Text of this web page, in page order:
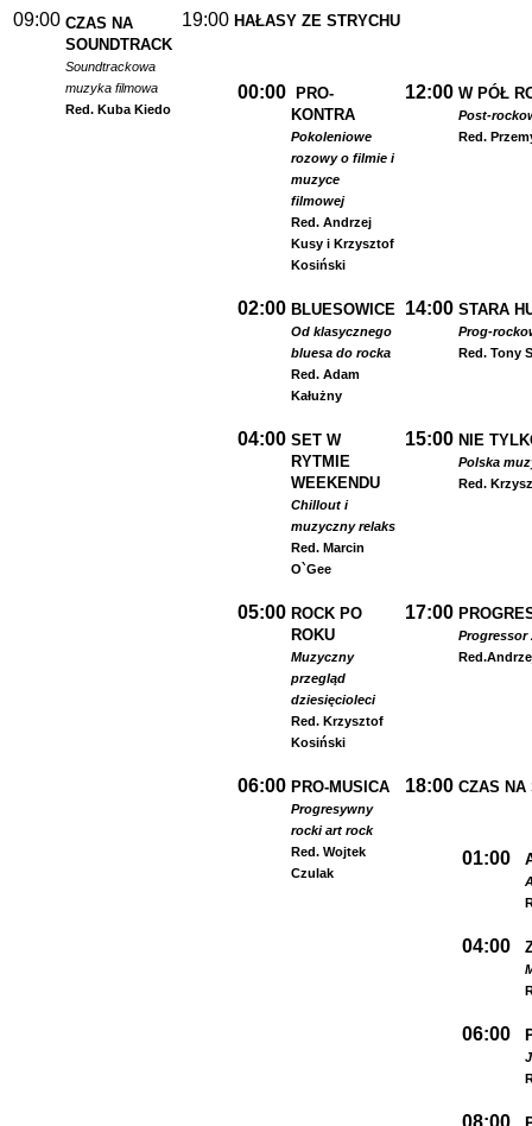
09:00 CZAS NA
SOUNDTRACK
Soundtrackowa
muzyka filmowa
Red. Kuba Kiedo
19:00 HAŁASY ZE STRYCHU
00:00
PRO-
KONTRA
Pokoleniowe
rozowy o filmie i
muzyce
filmowej
Red. Andrzej
Kusy i Krzysztof
Kosiński
12:00 W PÓŁ
Post-
Red.
02:00 BLUESOWICE
Od klasycznego
bluesa do rocka
Red. Adam
Kałużny
14:00 STARA
Prog-
Red. Tony
04:00 SET W
RYTMIE
WEEKENDU
Chillout i
muzyczny relaks
Red. Marcin
O`Gee
15:00 NIE
Polska
Red.
05:00 ROCK PO
ROKU
Muzyczny
przegląd
dziesięcioleci
Red. Krzysztof
Kosiński
17:00
Progressor
Red.
06:00 PRO-MUSICA
Progresywny
rocki art rock
Red. Wojtek
Czulak
18:00 CZAS NA
01:00
04:00
06:00
08:00